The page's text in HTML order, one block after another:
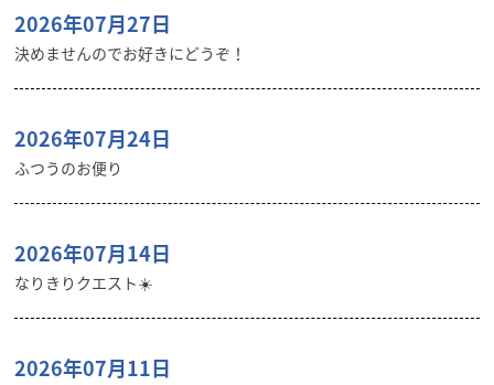
2026年07月27日
決めませんのでお好きにどうぞ！
2026年07月24日
ふつうのお便り
2026年07月14日
なりきりクエスト☀️
2026年07月11日